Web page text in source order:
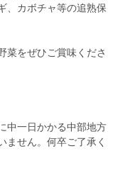
、カボチャ等の追熟保
菜をぜひご賞味くださ
中一日かかる中部地方
ません。何卒ご了承く